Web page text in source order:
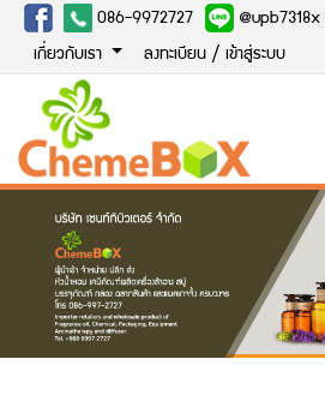
086-9972727 @upb7318x
เกี่ยวกับเรา ลงทะเบียน / เข้าสู่ระบบ